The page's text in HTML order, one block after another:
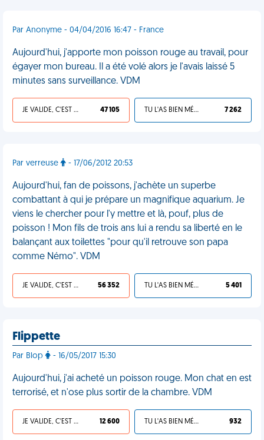
Par Anonyme - 04/04/2016 16:47 - France
Aujourd'hui, j'apporte mon poisson rouge au travail, pour
égayer mon bureau. Il a été volé alors je l'avais laissé 5
minutes sans surveillance. VDM
JE VALIDE, C'EST UNE VDM 47 105 TU L'AS BIEN MÉRITÉ 7 262
Par verreuse - 17/06/2012 20:53
Aujourd'hui, fan de poissons, j'achète un superbe
combattant à qui je prépare un magnifique aquarium. Je
viens le chercher pour l'y mettre et là, pouf, plus de
poisson ! Mon fils de trois ans lui a rendu sa liberté en le
balançant aux toilettes "pour qu'il retrouve son papa
comme Némo". VDM
JE VALIDE, C'EST UNE VDM 56 352 TU L'AS BIEN MÉRITÉ 5 401
Flippette
Par Blop - 16/05/2017 15:30
Aujourd'hui, j'ai acheté un poisson rouge. Mon chat en est
terrorisé, et n'ose plus sortir de la chambre. VDM
JE VALIDE, C'EST UNE VDM 12 600 TU L'AS BIEN MÉRITÉ 932